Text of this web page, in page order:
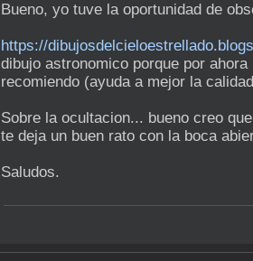
Bueno, yo tuve la oportunidad de
https://
dibujo astronomico porque por
recomiendo (ayuda a mejor la
Sobre la ocultacion... bueno creo
te deja un buen rato con la boca
Saludos.